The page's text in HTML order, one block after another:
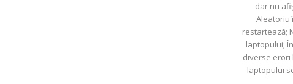
dar nu
Aleatoriu
restartează;
laptopului;
diverse erori
laptopului